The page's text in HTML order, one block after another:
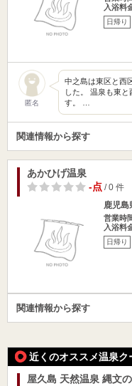
入浴料
日帰り
匿名
中之島は東区と西
した。 温泉も東
す。 …
関連情報から探す
あかひげ温泉
-点/ 0 件
鹿児島
営業時
入浴料
日帰り
関連情報から探す
近くのオススメ温泉ク
屋久島 天然温泉 縄文